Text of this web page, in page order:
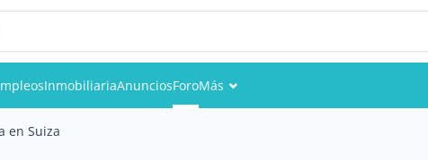
InmobiliariaAnunciosForoMás
en Suiza